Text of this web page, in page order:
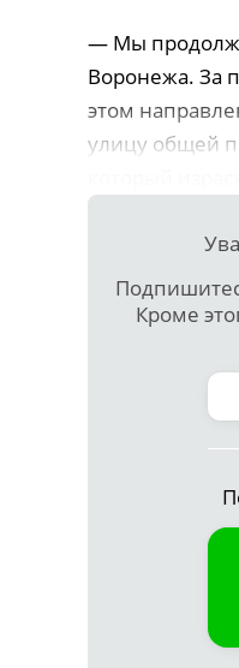
— Мы
Воронежа. За
этом
улицу общей
Кроме